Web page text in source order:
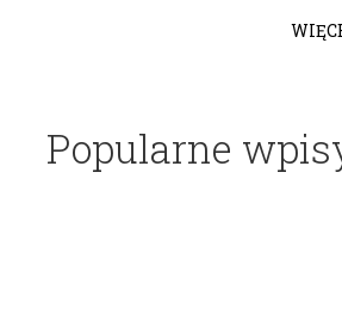
Popularne